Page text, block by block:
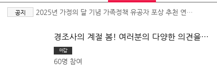
공지
2025년 가정의 달 기념 가족정책 유공자 포상 추천 연장
경조사의 계절 봄! 여러분의 다양한 의견을
듣습니다.
마감
60명 참여